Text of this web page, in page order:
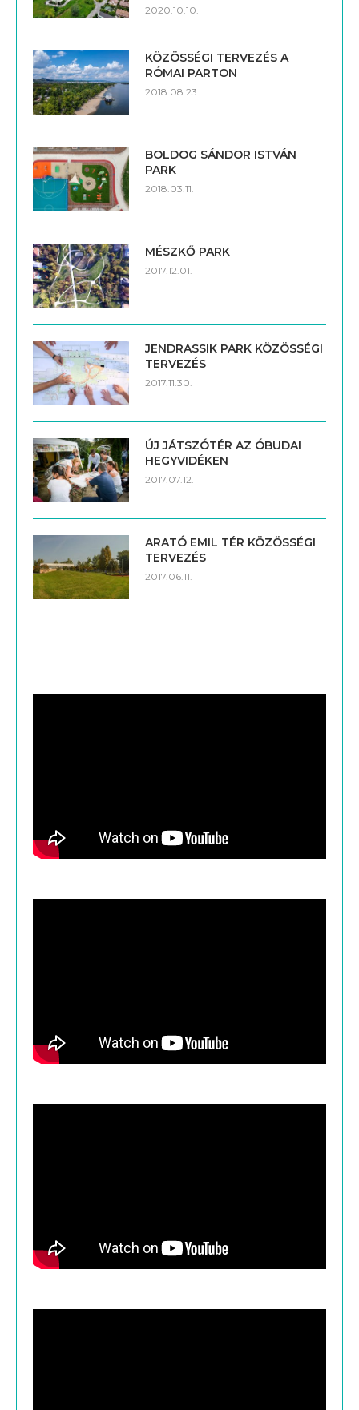
2020.10.10.
KÖZÖSSÉGI TERVEZÉS A
RÓMAI PARTON
2018.08.23.
BOLDOG SÁNDOR ISTVÁN
PARK
2018.03.11.
MÉSZKŐ PARK
2017.12.01.
JENDRASSIK PARK KÖZÖSSÉGI
TERVEZÉS
2017.11.30.
ÚJ JÁTSZÓTÉR AZ ÓBUDAI
HEGYVIDÉKEN
2017.07.12.
ARATÓ EMIL TÉR KÖZÖSSÉGI
TERVEZÉS
2017.06.11.